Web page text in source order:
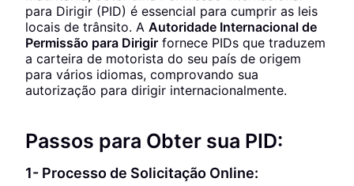
para Dirigir (PID) é essencial para cumprir as leis
locais de trânsito. A Autoridade Internacional de
Permissão para Dirigir fornece PIDs que traduzem
a carteira de motorista do seu país de origem
para vários idiomas, comprovando sua
autorização para dirigir internacionalmente.
Passos para Obter sua PID:
1- Processo de Solicitação Online: